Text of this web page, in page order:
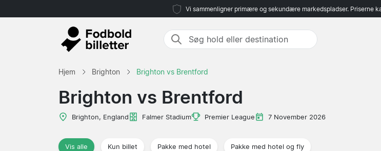
Vi sammenligner primære og sekundære markedspladser. Priserne
Hjem Brighton Brighton vs Brentford
Brighton vs Brentford
Brighton, England Falmer Stadium Premier League 7 November 2026
Vis alle Kun billet Pakke med hotel Pakke med hotel og fly